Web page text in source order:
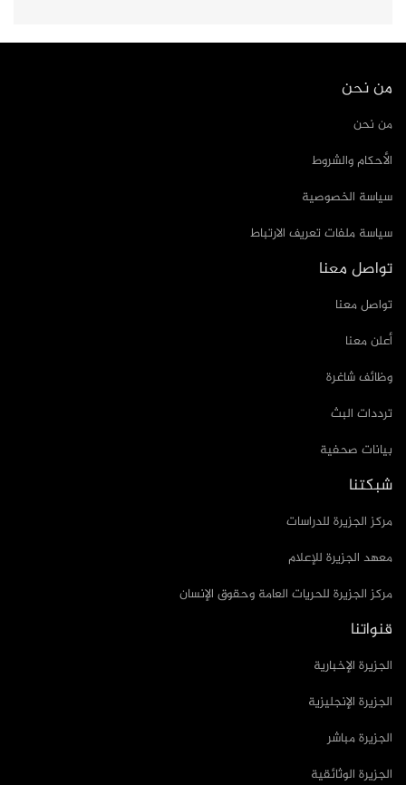
من نحن
من نحن
الأحكام والشروط
سياسة الخصوصية
سياسة ملفات تعريف الارتباط
تواصل معنا
تواصل معنا
أعلن معنا
وظائف شاغرة
ترددات البث
بيانات صحفية
شبكتنا
مركز الجزيرة للدراسات
معهد الجزيرة للإعلام
مركز الجزيرة للحريات العامة وحقوق الإنسان
قنواتنا
الجزيرة الإخبارية
الجزيرة الإنجليزية
الجزيرة مباشر
الجزيرة الوثائقية